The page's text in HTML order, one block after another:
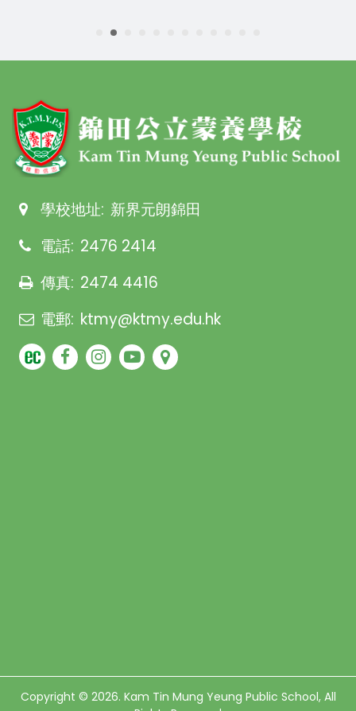
學校地址: 新界元朗錦田
電話: 2476 2414
傳真: 2474 4416
電郵: ktmy@ktmy.edu.hk
Copyright © 2026. Kam Tin Mung Yeung Public School, All